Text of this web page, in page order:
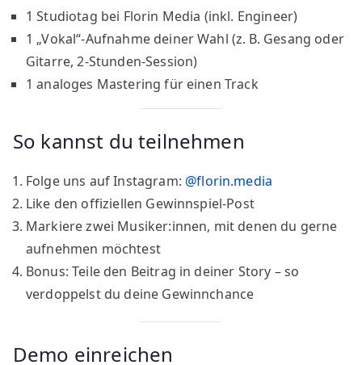
1 Studiotag bei Florin Media (inkl. Engineer)
1 „Vokal“-Aufnahme deiner Wahl (z. B. Gesang oder
Gitarre, 2-Stunden-Session)
1 analoges Mastering für einen Track
So kannst du teilnehmen
Folge uns auf Instagram: @florin.media
Like den offiziellen Gewinnspiel-Post
Markiere zwei Musiker:innen, mit denen du gerne
aufnehmen möchtest
Bonus: Teile den Beitrag in deiner Story – so
verdoppelst du deine Gewinnchance
Demo einreichen